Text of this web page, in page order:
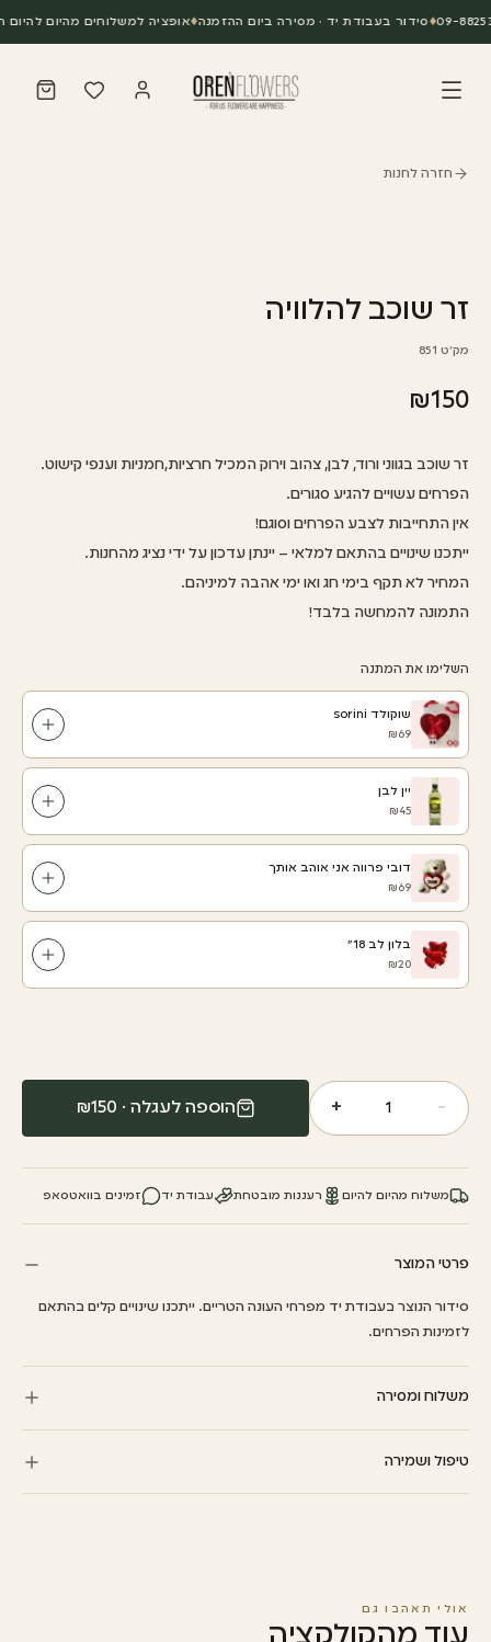
אופציה למשלוחים מהיום להיום תוך 3 שעות מרגע◆סידור בעבודת יד · מסירה ביום ההזמנה◆
חזרה לחנות
זר שוכב להלוויה
מק״ט 851
₪150
זר שוכב בגווני ורוד, לבן, צהוב וירוק המכיל חרציות,חמניות וענפי קישוט.
הפרחים עשויים להגיע סגורים.
אין התחייבות לצבע הפרחים וסוגם!
ייתכנו שינויים בהתאם למלאי – יינתן עדכון על ידי נציג מהחנות.
המחיר לא תקף בימי חג ואו ימי אהבה למיניהם.
התמונה להמחשה בלבד!
השלימו את המתנה
שוקולד sorini
₪69
יין לבן
₪45
דובי פרווה אני אוהב אותך
₪69
בלון לב 18"
₪20
−
1
+ הוספה לעגלה · ₪ 150
משלוח מהיום להיום רעננות מובטחת עבודת יד זמינים בוואטסאפ
פרטי המוצר
סידור הנוצר בעבודת יד מפרחי העונה הטריים. ייתכנו שינויים קלים בהתאם
לזמינות הפרחים.
משלוח ומסירה
מחושבים לפי עיר היעד ומוצגים בעמוד התשלום, שם ניתן גם לבחור חלון
שעות.
טיפול ושמירה
אולי תאהבו גם